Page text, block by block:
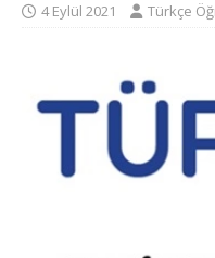
4 Eylül 2021 Türkçe